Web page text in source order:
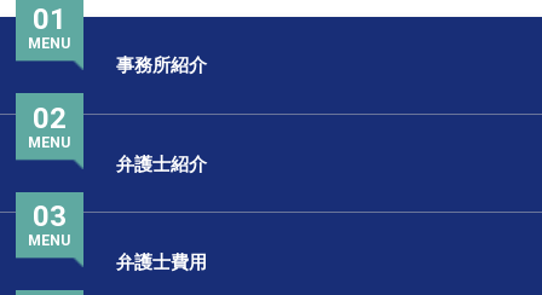
事務所紹介
01
MENU
弁護士紹介
02
MENU
弁護士費用
03
MENU